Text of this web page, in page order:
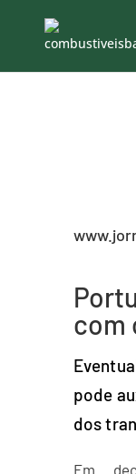
com
pode
dos
Em